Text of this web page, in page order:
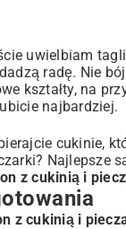
uwielbiam
radę. Nie
kształty, na
najbardziej.
cukinie,
Najlepsze
z cukinią i
z cukinią i